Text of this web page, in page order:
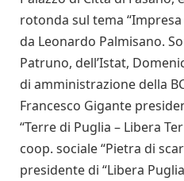
rotonda sul tema
da Leonardo Palmisano.
Patruno, dell’Istat,
di amministrazione della
Francesco Gigante
“Terre di Puglia – Libera
coop. sociale “Pietra di
presidente di “Libera